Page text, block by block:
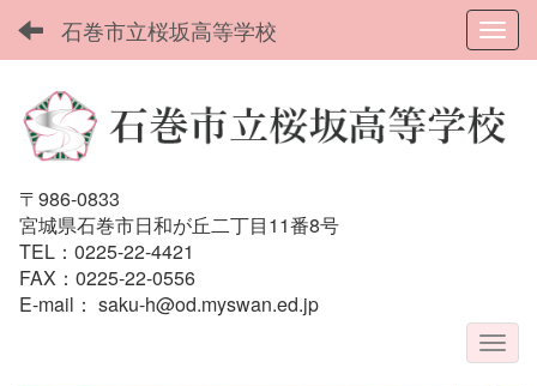
石巻市立桜坂高等学校
〒986-0833
宮城県石巻市日和が丘二丁目11番8号
TEL：0225-22-4421
FAX：0225-22-0556
E-mail： saku-h@od.myswan.ed.jp